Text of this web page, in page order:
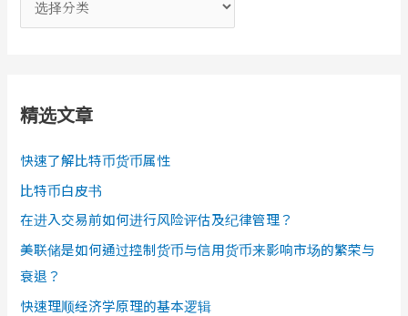
类
精选文章
快速了解比特币货币属性
比特币白皮书
在进入交易前如何进行风险评估及纪律管理？
美联储是如何通过控制货币与信用货币来影响市场的繁荣与
衰退？
快速理顺经济学原理的基本逻辑